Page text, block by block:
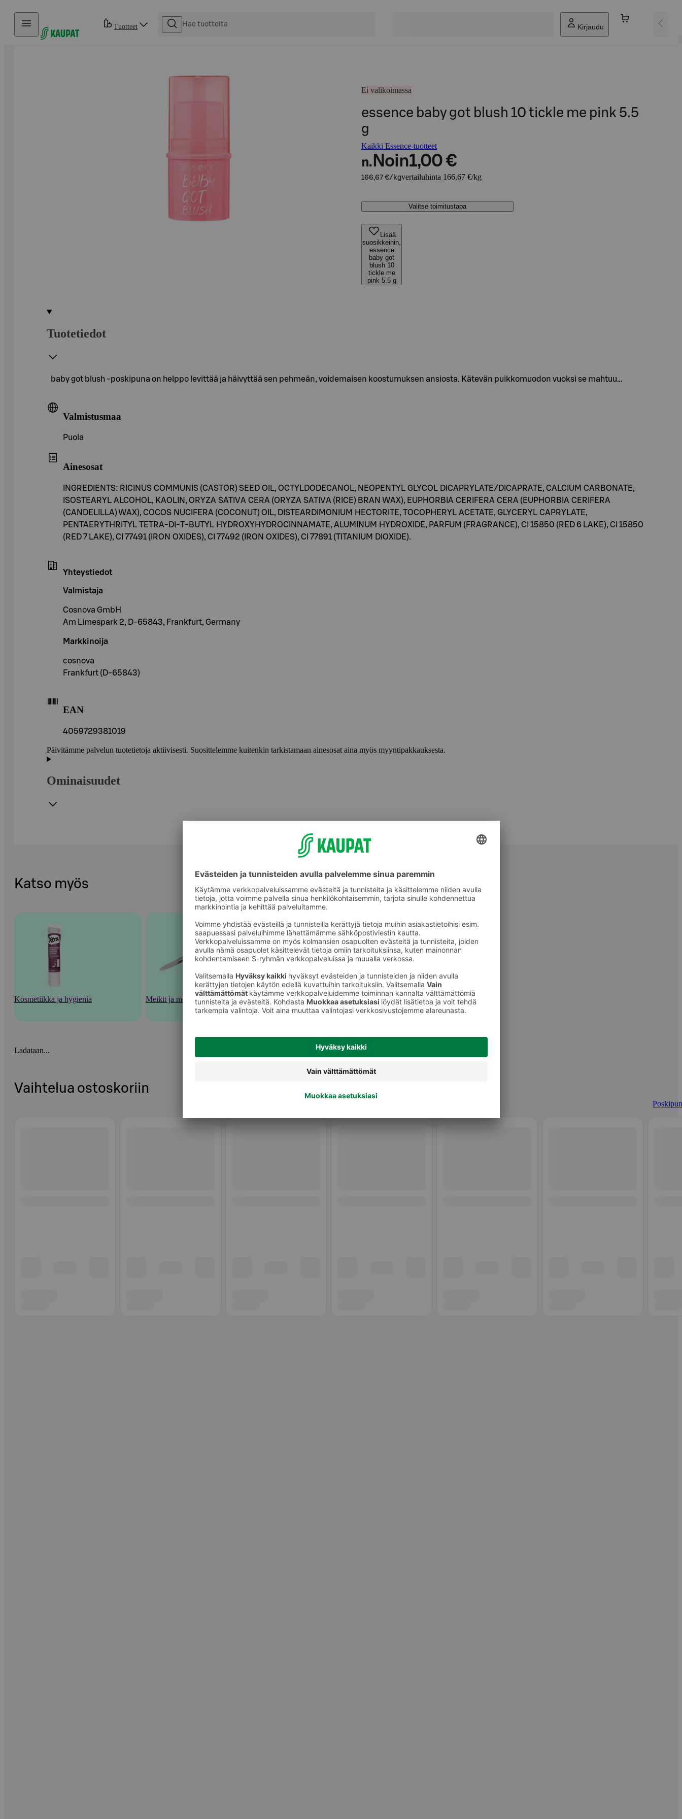
Hyppää sisältöön
Tuotteet Kirjaudu
Ei valikoimassa
essence baby got blush 10 tickle me pink 5.5
g
Kaikki Essence-tuotteet
n. Noin1,00 €
166,67 €/kgvertailuhinta 166,67 €/kg
Valitse toimitustapa
Lisää
suosikkeihin,
essence
baby got
blush 10
tickle me
pink 5.5 g
Tuotetiedot
baby got blush -poskipuna on helppo levittää ja häivyttää sen pehmeän, voidemaisen koostumuksen ansiosta. Kätevän puikkomuodon vuoksi se mahtuu…
Valmistusmaa
Puola
Ainesosat
INGREDIENTS: RICINUS COMMUNIS (CASTOR) SEED OIL, OCTYLDODECANOL, NEOPENTYL GLYCOL DICAPRYLATE/DICAPRATE, CALCIUM CARBONATE,
ISOSTEARYL ALCOHOL, KAOLIN, ORYZA SATIVA CERA (ORYZA SATIVA (RICE) BRAN WAX), EUPHORBIA CERIFERA CERA (EUPHORBIA CERIFERA
(CANDELILLA) WAX), COCOS NUCIFERA (COCONUT) OIL, DISTEARDIMONIUM HECTORITE, TOCOPHERYL ACETATE, GLYCERYL CAPRYLATE,
PENTAERYTHRITYL TETRA-DI-T-BUTYL HYDROXYHYDROCINNAMATE, ALUMINUM HYDROXIDE, PARFUM (FRAGRANCE), CI 15850 (RED 6 LAKE), CI 15850
(RED 7 LAKE), CI 77491 (IRON OXIDES), CI 77492 (IRON OXIDES), CI 77891 (TITANIUM DIOXIDE).
Yhteystiedot
Valmistaja
Cosnova GmbH
Am Limespark 2, D-65843, Frankfurt, Germany
Markkinoija
cosnova
Frankfurt (D-65843)
EAN
4059729381019
Päivitämme palvelun tuotetietoja aktiivisesti. Suosittelemme kuitenkin tarkistamaan ainesosat aina myös myyntipakkauksesta.
Ominaisuudet
Katso myös
Kosmetiikka ja hygienia Meikit ja meikkaustarvikkeet Poskipunat
Ladataan...
Vaihtelua ostoskoriin